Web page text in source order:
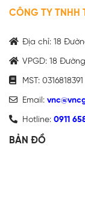
CÔNG TY TNHH
Địa chỉ: 18
VPGD: 18
MST: 0316818391
Email:
Hotline: 0911
BẢN ĐỒ